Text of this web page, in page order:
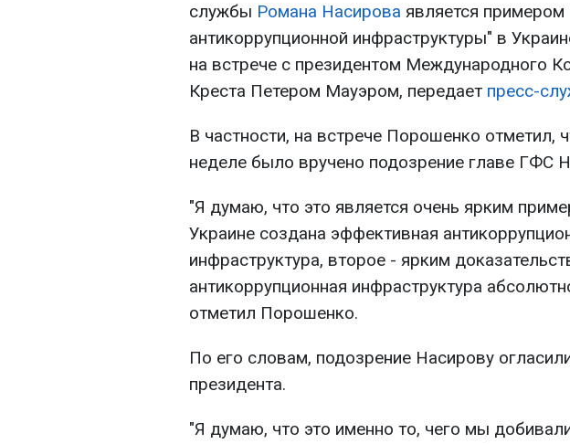
службы Романа Насирова является примером
антикоррупционной инфраструктуры" в
на встрече с президентом Международного
Креста Петером Мауэром, передает пресс-
В частности, на встрече Порошенко отметил,
неделе было вручено подозрение главе ГФС
"Я думаю, что это является очень ярким
Украине создана эффективная
инфраструктура, второе - ярким
антикоррупционная инфраструктура
отметил Порошенко.
По его словам, подозрение Насирову
президента.
"Я думаю, что это именно то, чего мы